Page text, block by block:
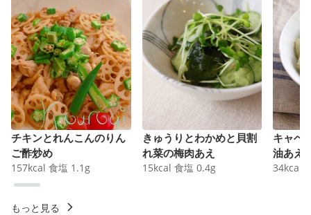
チキンとれんこんのりん
ご酢炒め
157kcal 食塩 1.1 g
きゅうりとわかめと貝割
れ菜の梅肉あえ
15kcal 食塩 0.4g
キャベ
油あえ
34kcal
もっと見る